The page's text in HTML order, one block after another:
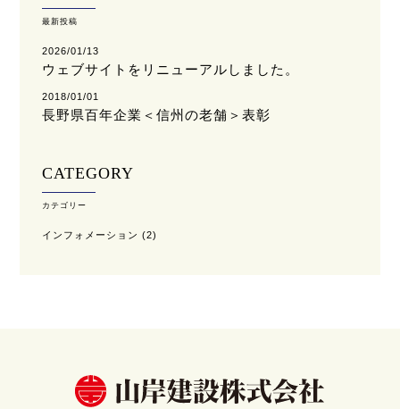
最新投稿
2026/01/13
ウェブサイトをリニューアルしました。
2018/01/01
長野県百年企業＜信州の老舗＞表彰
CATEGORY
カテゴリー
インフォメーション (2)